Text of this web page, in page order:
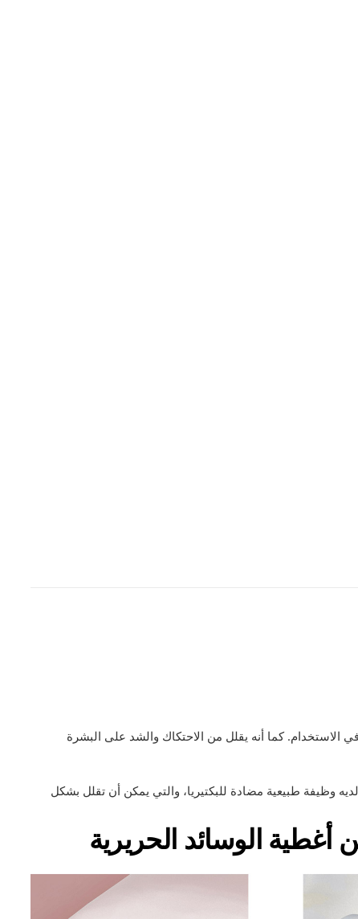
الاستخدام. كما أنه يقلل من الاحتكاك والشد على البشرة
وظيفة طبيعية مضادة للبكتيريا، والتي يمكن أن تقلل بشكل
أغطية الوسائد الحريرية